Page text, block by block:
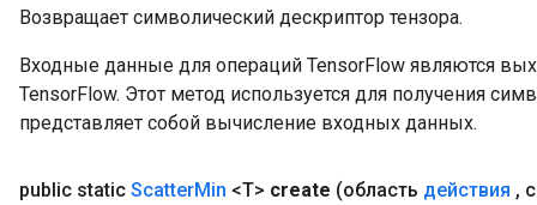
Возвращает символический дескриптор тензора.
Входные данные для операций TensorFlow являются
TensorFlow. Этот метод используется для получения
представляет собой вычисление входных данных.
public static ScatterMin <T> create (область действия ,